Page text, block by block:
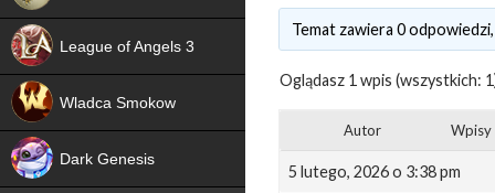
Temat zawiera 0
Oglądasz 1 wpis (wszystkich:
Autor Wpisy
5 lutego, 2026 o 3:38 pm
League of Angels 3
Wladca Smokow
Dark Genesis